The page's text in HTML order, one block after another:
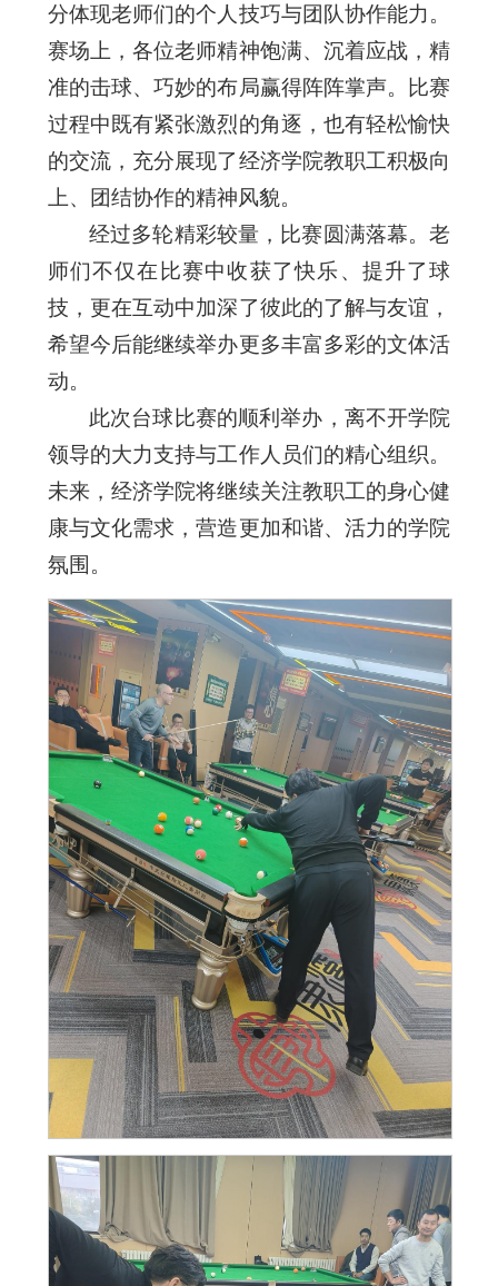
分体现老师们的个人技巧与团队协作能力。
赛场上，各位老师精神饱满、沉着应战，精
准的击球、巧妙的布局赢得阵阵掌声。比赛
过程中既有紧张激烈的角逐，也有轻松愉快
的交流，充分展现了经济学院教职工积极向
上、团结协作的精神风貌。
经过多轮精彩较量，比赛圆满落幕。老
师们不仅在比赛中收获了快乐、提升了球
技，更在互动中加深了彼此的了解与友谊，
希望今后能继续举办更多丰富多彩的文体活
动。
此次台球比赛的顺利举办，离不开学院
领导的大力支持与工作人员们的精心组织。
未来，经济学院将继续关注教职工的身心健
康与文化需求，营造更加和谐、活力的学院
氛围。